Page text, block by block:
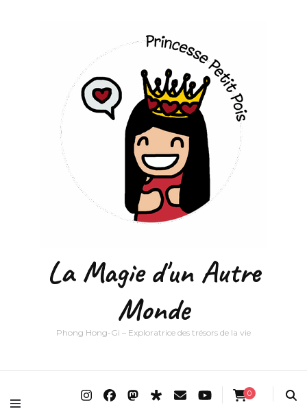
La Magie d'un Autre
Monde
Phong Hong-Gi – Exploratrice des trésors de la vie
0